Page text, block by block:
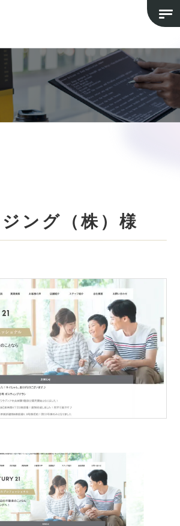
ング（株）様